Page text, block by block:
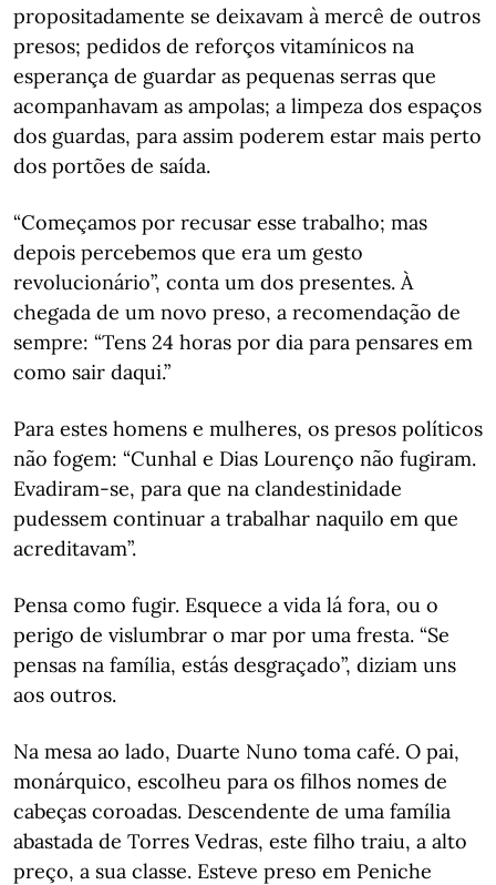
propositadamente se deixavam à mercê de outros
presos; pedidos de reforços vitamínicos na
esperança de guardar as pequenas serras que
acompanhavam as ampolas; a limpeza dos espaços
dos guardas, para assim poderem estar mais perto
dos portões de saída.
“Começamos por recusar esse trabalho; mas
depois percebemos que era um gesto
revolucionário”, conta um dos presentes. À
chegada de um novo preso, a recomendação de
sempre: “Tens 24 horas por dia para pensares em
como sair daqui.”
Para estes homens e mulheres, os presos políticos
não fogem: “Cunhal e Dias Lourenço não fugiram.
Evadiram-se, para que na clandestinidade
pudessem continuar a trabalhar naquilo em que
acreditavam”.
Pensa como fugir. Esquece a vida lá fora, ou o
perigo de vislumbrar o mar por uma fresta. “Se
pensas na família, estás desgraçado”, diziam uns
aos outros.
Na mesa ao lado, Duarte Nuno toma café. O pai,
monárquico, escolheu para os filhos nomes de
cabeças coroadas. Descendente de uma família
abastada de Torres Vedras, este filho traiu, a alto
preço, a sua classe. Esteve preso em Peniche